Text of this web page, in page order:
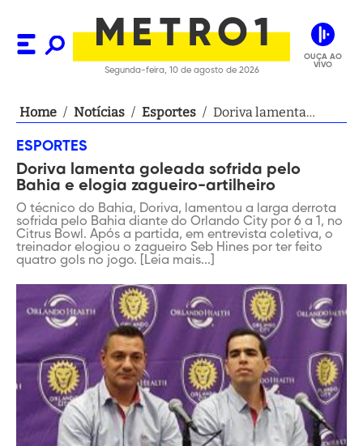
Segunda-feira, 10 de agosto de 2026
OUÇA AO
VIVO
Home / Notícias / Esportes / Doriva lamenta
zagueiro-artilheiro
ESPORTES
Doriva lamenta goleada sofrida pelo
Bahia e elogia zagueiro-artilheiro
O técnico do Bahia, Doriva, lamentou a larga derrota
sofrida pelo Bahia diante do Orlando City por 6 a 1, no
Citrus Bowl. Após a partida, em entrevista coletiva, o
treinador elogiou o zagueiro Seb Hines por ter feito
quatro gols no jogo. [Leia mais...]